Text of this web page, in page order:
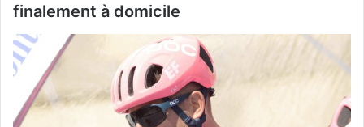
finalement à domicile